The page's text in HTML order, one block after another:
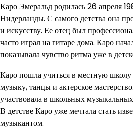
Каро Эмеральд родилась 26 апреля
Нидерланды. С самого детства она
и искусству. Ее отец был
часто играл на гитаре дома. Каро
показывала чувство ритма уже в
Каро пошла учиться в местную школу
музыку, танцы и актерское
участвовала в школьных
В детстве Каро уже мечтала стать
музыкантом.